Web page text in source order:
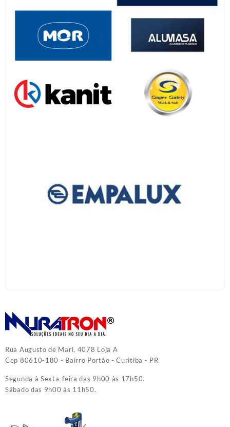
Rua Augusto de Mari, 4078 Loja A
Cep 80610-180 - Bairro Portão - Curitiba - PR
Segunda à Sexta-feira das 9h00 às 17h50.
Sábado das 9h00 às 11h50.